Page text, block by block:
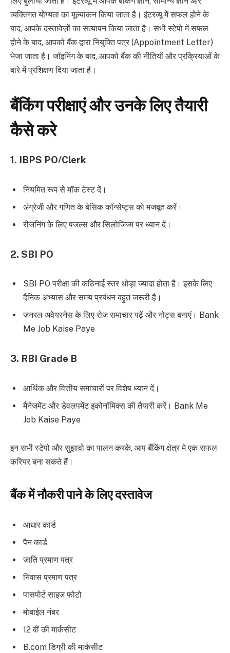
व्यक्तिगत योग्यता का मूल्यांकन किया जाता है।इंटरव्यू में सफल होने के
बाद, आपके दस्तावेज़ों का सत्यापन किया जाता है।सभी स्टेपो में सफल
होने के बाद, आपको बैंक द्वारा नियुक्ति पत्र (Appointment Letter)
भेजा जाता है।जॉइनिंग के बाद, आपको बैंक की नीतियों और प्रक्रियाओं के
बारे में प्रशिक्षण दिया जाता है।
बैंकिंग परीक्षाएं और उनके लिए तैयारी
कैसे करे
1. IBPS PO/Clerk
नियमित रूप से मॉक टेस्ट दें।
अंग्रेजी और गणित के बेसिक कॉन्सेप्ट्स को मजबूत करें।
रीजनिंग के लिए पजल्स और सिलोजिज्म पर ध्यान दें।
2. SBI PO
SBI PO परीक्षा की कठिनाई स्तर थोड़ा ज्यादा होता है। इसके लिए
दैनिक अभ्यास और समय प्रबंधन बहुत जरूरी है।
जनरल अवेयरनेस के लिए रोज समाचार पढ़ें और नोट्स बनाएं। Bank
Me Job Kaise Paye
3. RBI Grade B
आर्थिक और वित्तीय समाचारों पर विशेष ध्यान दें।
मैनेजमेंट और डेवलपमेंट इकोनॉमिक्स की तैयारी करें। Bank Me
Job Kaise Paye
इन सभी स्टेपो और सुझावो का पालन करके, आप बैंकिंग क्षेत्र मे एक सफल
करियर बना सकते हैं।
बैंक में नौकरी पाने के लिए दस्तावेज
आधार कार्ड
पैन कार्ड
जाति प्रमाण पत्र
निवास प्रमाण पत्र
पासपोर्ट साइज फोटो
मोबाईल नंबर
12 वीं की मार्कसीट
B.com डिग्री की मार्कसीट